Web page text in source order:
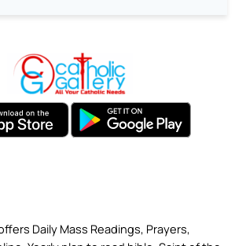
Daily Mass Readings, Prayers,